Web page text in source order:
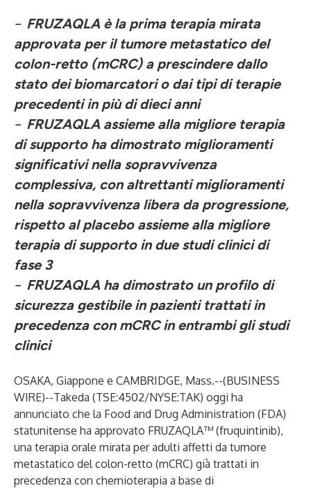
− FRUZAQLA è la prima terapia mirata
approvata per il tumore metastatico del
colon-retto (mCRC) a prescindere dallo
stato dei biomarcatori o dai tipi di terapie
precedenti in più di dieci anni
− FRUZAQLA assieme alla migliore terapia
di supporto ha dimostrato miglioramenti
significativi nella sopravvivenza
complessiva, con altrettanti miglioramenti
nella sopravvivenza libera da progressione,
rispetto al placebo assieme alla migliore
terapia di supporto in due studi clinici di
fase 3
− FRUZAQLA ha dimostrato un profilo di
sicurezza gestibile in pazienti trattati in
precedenza con mCRC in entrambi gli studi
clinici
OSAKA, Giappone e CAMBRIDGE, Mass.--(BUSINESS
WIRE)--Takeda (TSE:4502/NYSE:TAK) oggi ha
annunciato che la Food and Drug Administration (FDA)
statunitense ha approvato FRUZAQLA™ (fruquintinib),
una terapia orale mirata per adulti affetti da tumore
metastatico del colon-retto (mCRC) già trattati in
precedenza con chemioterapia a base di